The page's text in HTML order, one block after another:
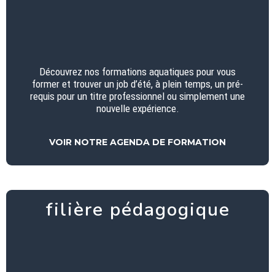
Découvrez nos formations aquatiques pour vous
former et trouver un job d’été, à plein temps, un pré-
requis pour un titre professionnel ou simplement une
nouvelle expérience.
VOIR NOTRE AGENDA DE FORMATION
filière pédagogique